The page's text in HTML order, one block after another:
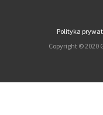
Polityka
Copyright © 2020